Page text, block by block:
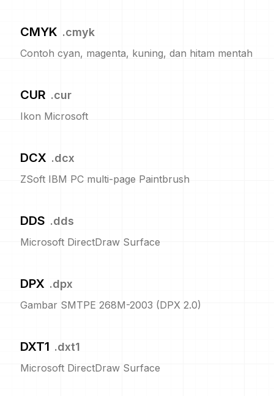
CMYK .cmyk
Contoh cyan, magenta, kuning, dan hitam mentah
CUR .cur
Ikon Microsoft
DCX .dcx
ZSoft IBM PC multi-page Paintbrush
DDS .dds
Microsoft DirectDraw Surface
DPX .dpx
Gambar SMTPE 268M-2003 (DPX 2.0)
DXT1 .dxt1
Microsoft DirectDraw Surface